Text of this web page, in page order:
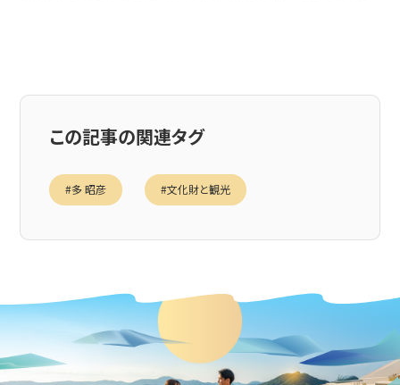
の『奈良』のイメージとはほど遠いものでした。現在は、行政と地域住
ちろん、観光客が大勢訪れて、賑わいがあふれているというような状
興の展開が見られます。
丸の里めぐり（16ｋｍ）の４つのコースが設定されていますが、その中
の観光スポットはほとんどが宗教関係施設です。
この記事の関連タグ
#多 昭彦 #文化財と観光